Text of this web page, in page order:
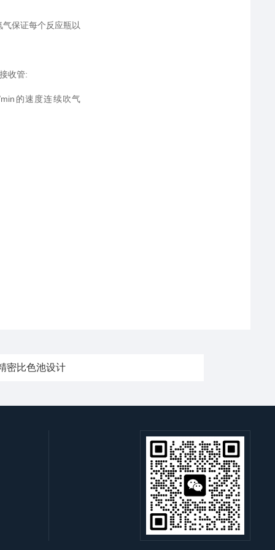
保证每个反应瓶以
收管:
的速度连续吹气
密比色池设计